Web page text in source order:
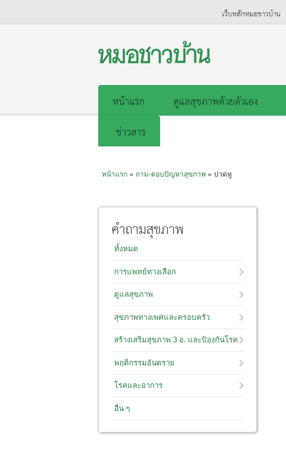
เว็บหลักหมอชาวบ้าน
หน้าแรก ดูแลสุขภาพด้วยตัวเอง
ข่าวสาร
หน้าแรก» ถาม-ตอบปัญหาสุขภาพ» ปวดหู
คำถามสุขภาพ
ทั้งหมด
การแพทย์ทางเลือก
ดูแลสุขภาพ
สุขภาพทางเพศและครอบครัว
สร้างเสริมสุขภาพ 3 อ. และป้องกันโรค
พฤติกรรมอันตราย
โรคและอาการ
อื่น ๆ